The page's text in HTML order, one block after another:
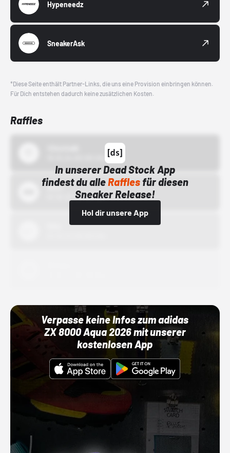
Hypeneedz
SneakerAsk
*Diese Seite enthält Partner-Links, die uns eine Provision einbringen können.
Für Dich entstehen dadurch keine zusätzlichen Kosten.
Raffles
In unserer Dead Stock App
findest du alleRafflesfür diesen
Sneaker Release!
Hol dir unsere App
Bstn
01.10.22 00:00 Uhr
Verpasse keine Infos zum adidas
ZX 8000 Aqua 2026 mit unserer
kostenlosen App